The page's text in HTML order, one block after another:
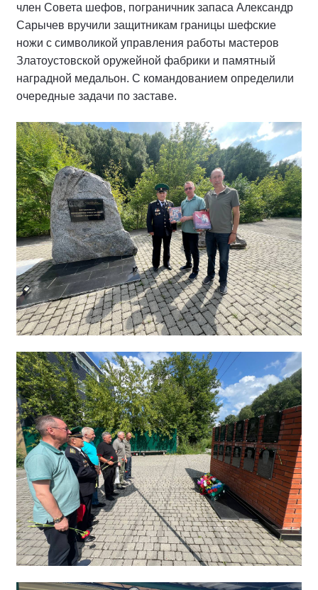
член Совета шефов, пограничник запаса Александр
Сарычев вручили защитникам границы шефские
ножи с символикой управления работы мастеров
Златоустовской оружейной фабрики и памятный
наградной медальон. С командованием определили
очередные задачи по заставе.